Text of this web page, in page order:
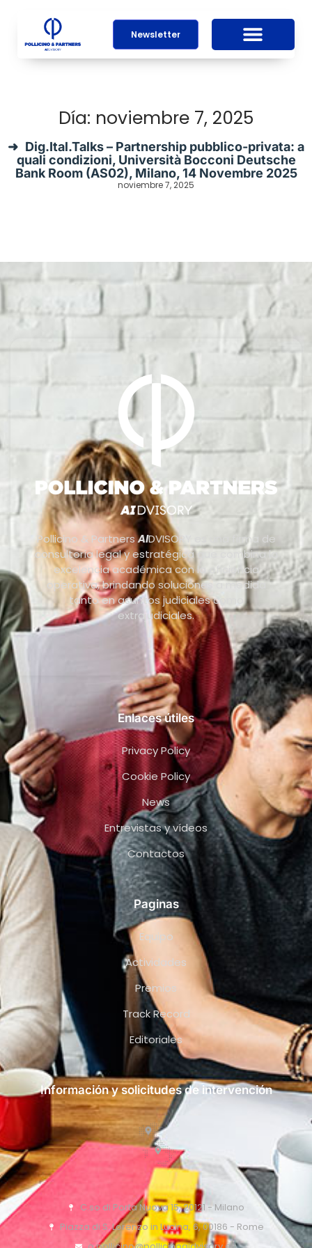
Newsletter
Día: noviembre 7, 2025
Dig.Ital.Talks – Partnership pubblico-privata: a
quali condizioni, Università Bocconi Deutsche
Bank Room (AS02), Milano, 14 Novembre 2025
noviembre 7, 2025
Pollicino & PartnersAIDVISORY es una firma de
consultoría legal y estratégica que combina la
excelencia académica con la eficiencia
operativa, brindando soluciones a medida
tanto en asuntos judiciales como
extrajudiciales.
Enlaces útiles
Privacy Policy
Cookie Policy
News
Entrevistas y vídeos
Contactos
Paginas
Equipo
Actividades
Premios
Track Record
Editoriales
Información y solicitudes de intervención
C.so di Porta Nuova 15, 20121 - Milano
Piazza di S. Lorenzo in Lucina, 6, 00186 - Rome